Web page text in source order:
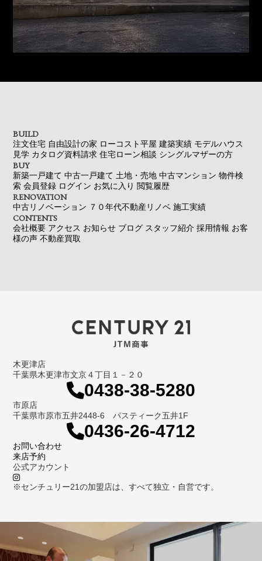
BUILD
注文住宅 自由設計の家 ローコスト平屋 建築実績 モデルハウス
見学 カタログ資料請求 住宅ローン相談 シングルマザーの方
BUY
新築一戸建て 中古一戸建て 土地・売地 中古マンション 物件検
索 会員登録 ログイン お気に入り 閲覧履歴
RENOVATION
中古リノベーション ７０年代不動産リノベ 施工実績
CONTENTS
会社概要 アクセス お知らせ ブログ スタッフ紹介 採用情報 お客
様の声 不動産買取
木更津店
千葉県木更津市文京４丁目１－２０
0438-38-5280
市原店
千葉県市原市五井2448-6 パスティーク五井1F
0436-26-4712
お問い合わせ
来店予約
公式アカウント
※センチュリー21の加盟店は、すべて独立・自営です。